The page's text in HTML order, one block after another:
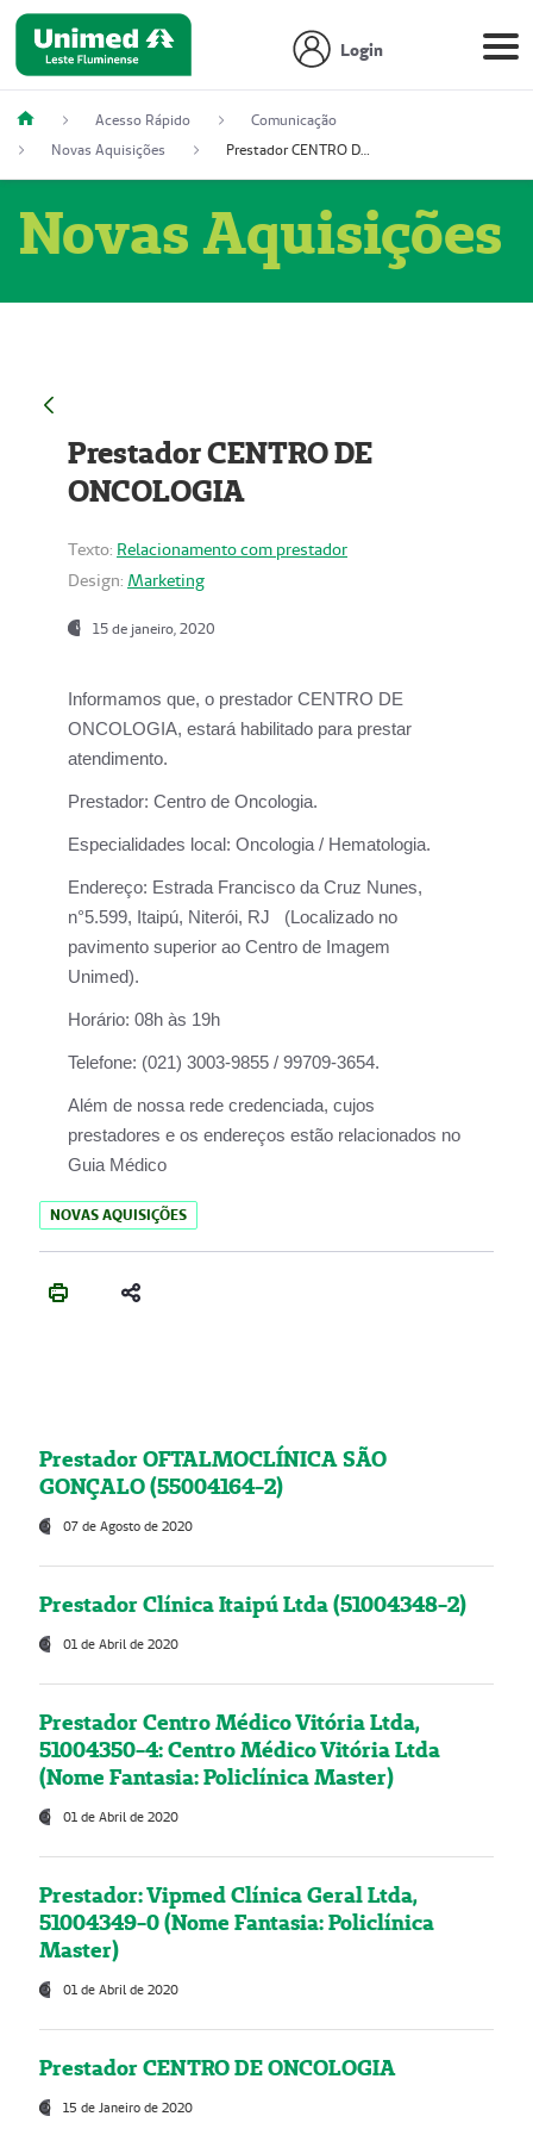
Login
Acesso Rápido
Comunicação
Novas Aquisições
Prestador CENTRO DE ONCOLOGIA
Novas Aquisições
Prestador CENTRO DE
ONCOLOGIA
Texto: Relacionamento com prestador
Design: Marketing
15 de janeiro, 2020
Informamos que, o prestador CENTRO DE
ONCOLOGIA, estará habilitado para prestar
atendimento.
Prestador: Centro de Oncologia.
Especialidades local: Oncologia / Hematologia.
Endereço: Estrada Francisco da Cruz Nunes,
n°5.599, Itaipú, Niterói, RJ (Localizado no
pavimento superior ao Centro de Imagem
Unimed).
Horário: 08h às 19h
Telefone: (021) 3003-9855 / 99709-3654.
Além de nossa rede credenciada, cujos
prestadores e os endereços estão relacionados no
Guia Médico
NOVAS AQUISIÇÕES
Prestador OFTALMOCLÍNICA SÃO
GONÇALO (55004164-2)
07 de Agosto de 2020
Prestador Clínica Itaipú Ltda (51004348-2)
01 de Abril de 2020
Prestador Centro Médico Vitória Ltda,
51004350-4: Centro Médico Vitória Ltda
(Nome Fantasia: Policlínica Master)
01 de Abril de 2020
Prestador: Vipmed Clínica Geral Ltda,
51004349-0 (Nome Fantasia: Policlínica
Master)
01 de Abril de 2020
Prestador CENTRO DE ONCOLOGIA
15 de Janeiro de 2020